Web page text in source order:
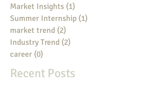
Market Insights (1)
Summer Internship (1)
market trend (2)
Industry Trend (2)
career (0)
Recent Posts